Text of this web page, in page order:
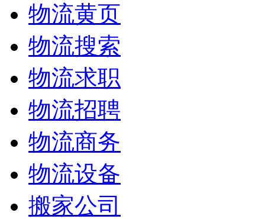
物流黄页
物流搜索
物流求职
物流招聘
物流商务
物流设备
搬家公司